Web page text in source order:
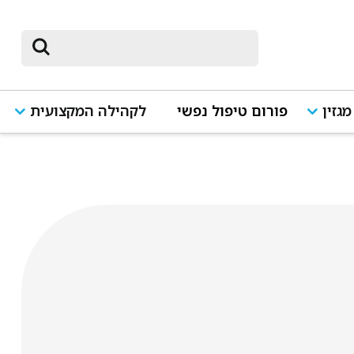
מגזין פורום טיפול נפשי לקהילה המקצועית